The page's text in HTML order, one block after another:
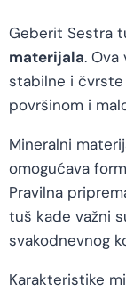
Geberit Sestra
materijala. Ova
stabilne i
površinom i
Mineralni
omogućava
Pravilna
tuš kade važni
svakodnevnog
Karakteristike